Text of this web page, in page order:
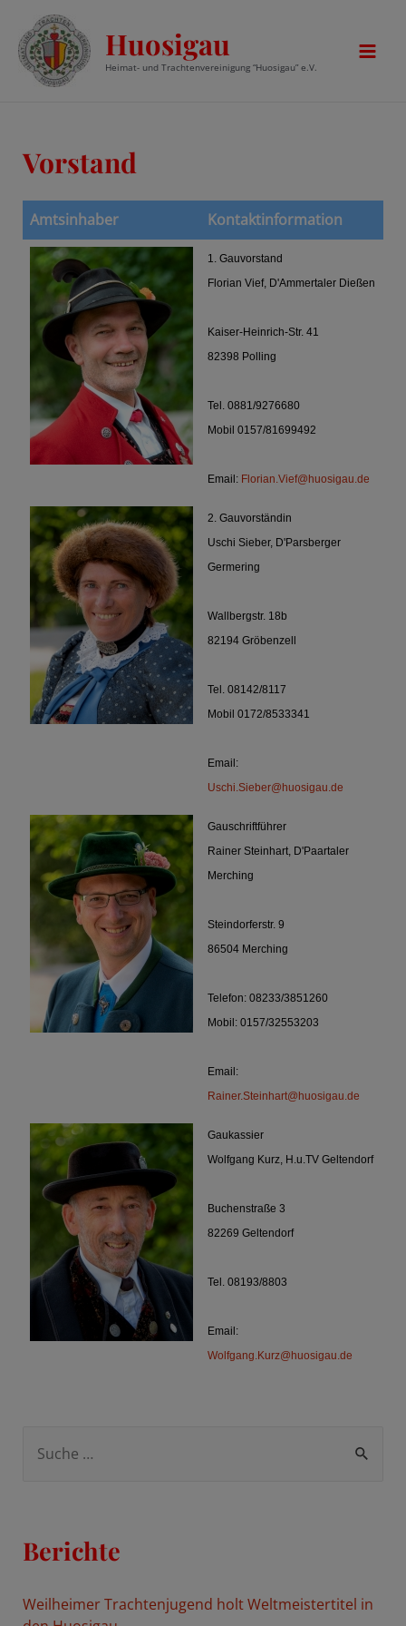
Inhalt
springen
Huosigau
Heimat- und Trachtenvereinigung “Huosigau” e.V.
Vorstand
Amtsinhaber Kontaktinformation
1. Gauvorstand
Florian Vief, D'Ammertaler Dießen
Kaiser-Heinrich-Str. 41
82398 Polling
Tel. 0881/9276680
Mobil 0157/81699492
Email: Florian.Vief@huosigau.de
2. Gauvorständin
Uschi Sieber, D'Parsberger
Germering
Wallbergstr. 18b
82194 Gröbenzell
Tel. 08142/8117
Mobil 0172/8533341
Email:
Uschi.Sieber@huosigau.de
Gauschriftführer
Rainer Steinhart, D'Paartaler
Merching
Steindorferstr. 9
86504 Merching
Telefon: 08233/3851260
Mobil: 0157/32553203
Email:
Rainer.Steinhart@huosigau.de
Gaukassier
Wolfgang Kurz, H.u.TV Geltendorf
Buchenstraße 3
82269 Geltendorf
Tel. 08193/8803
Email:
Wolfgang.Kurz@huosigau.de
e
n
Berichte
Weilheimer Trachtenjugend holt Weltmeistertitel in